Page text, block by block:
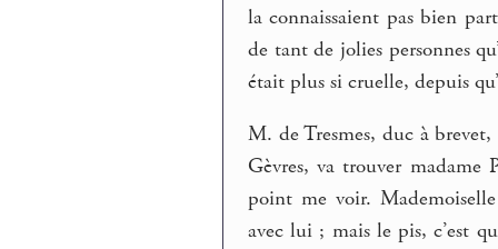
la connaissaient pas bien
de tant de jolies personnes
était plus si cruelle, depuis
M. de Tresmes, duc à
Gèvres, va trouver
point me voir.
avec lui ; mais le pis, c’est